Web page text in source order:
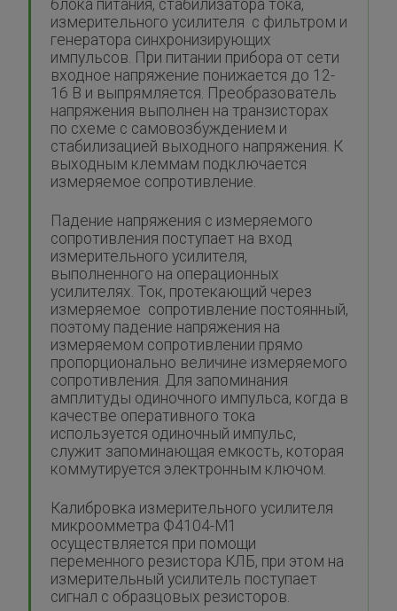
блока питания, стабилизатора тока,
измерительного усилителя с фильтром и
генератора синхронизирующих
импульсов. При питании прибора от сети
входное напряжение понижается до 12-
16 В и выпрямляется. Преобразователь
напряжения выполнен на транзисторах
по схеме с самовозбуждением и
стабилизацией выходного напряжения. К
выходным клеммам подключается
измеряемое сопротивление.
Падение напряжения с измеряемого
сопротивления поступает на вход
измерительного усилителя,
выполненного на операционных
усилителях. Ток, протекающий через
измеряемое сопротивление постоянный,
поэтому падение напряжения на
измеряемом сопротивлении прямо
пропорционально величине измеряемого
сопротивления. Для запоминания
амплитуды одиночного импульса, когда в
качестве оперативного тока
используется одиночный импульс,
служит запоминающая емкость, которая
коммутируется электронным ключом.
Калибровка измерительного усилителя
микроомметра Ф4104-М1
осуществляется при помощи
переменного резистора КЛБ, при этом на
измерительный усилитель поступает
сигнал с образцовых резисторов.